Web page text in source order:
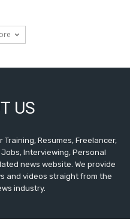
US
Resumes, Freelancer,
Interviewing, Personal
news website. We provide
and videos straight from the
industry.